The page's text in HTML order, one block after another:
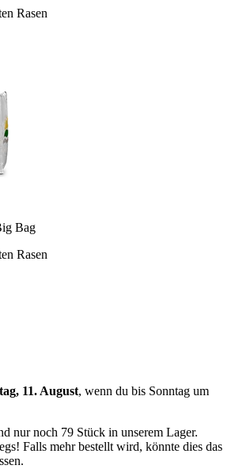
Rasen
Bag
Rasen
11. August, wenn du bis Sonntag um
nur noch 79 Stück in unserem Lager.
Falls mehr bestellt wird, könnte dies das